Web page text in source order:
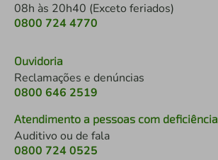
08h às 20h40 (Exceto feriados)
0800 724 4770
Ouvidoria
Reclamações e denúncias
0800 646 2519
Atendimento a pessoas com deficiência
Auditivo ou de fala
0800 724 0525